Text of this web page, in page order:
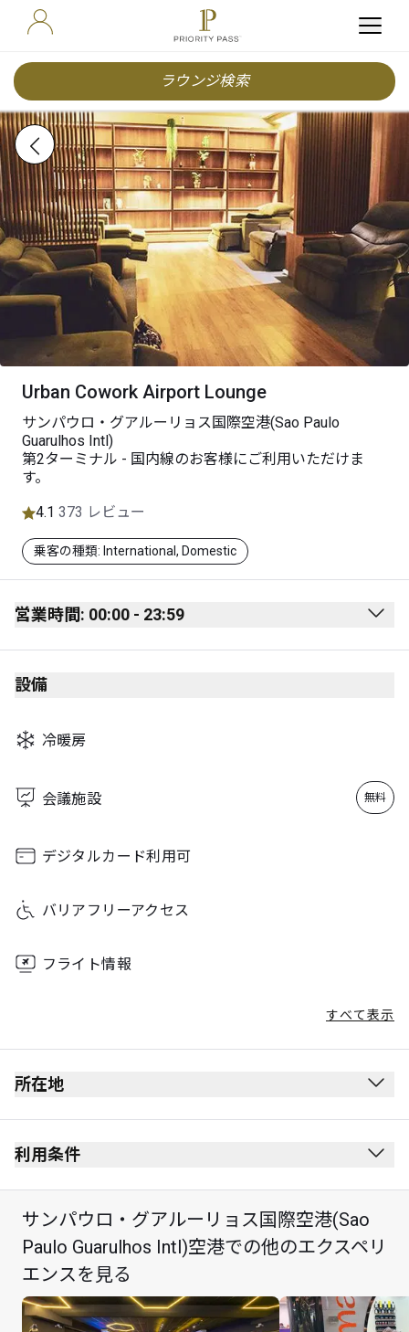
ラウンジ検索
Urban Cowork Airport Lounge
サンパウロ・グアルーリョス国際空港(Sao Paulo
Guarulhos Intl)
第2ターミナル - 国内線のお客様にご利用いただけま
す。
4.1 373 レビュー
乗客の種類: International, Domestic
営業時間: 00:00 - 23:59
Monday 00:00 - 23:59
Tuesday
Thursday
Friday 00:00 - 23:59
Sunday
設備
冷暖房
会議施設 無料
デジタルカード利用可
バリアフリーアクセス
フライト情報
すべて表示
所在地
利用条件
最大滞在可能時間：3時間
サンパウロ・グアルーリョス国際空港(Sao
Paulo Guarulhos Intl)空港での他のエクスペリ
エンスを見る